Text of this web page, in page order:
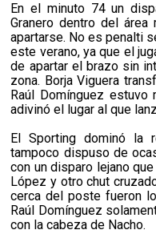
En el minuto 74 un
Granero dentro del
apartarse. No es penalti
este verano, ya que el
de apartar el brazo sin
zona. Borja Viguera
Raúl Domínguez
adivinó el lugar al que
El Sporting dominó la
tampoco dispuso de
con un disparo lejano
López y otro chut
cerca del poste fueron
Raúl Domínguez
con la cabeza de Nacho.